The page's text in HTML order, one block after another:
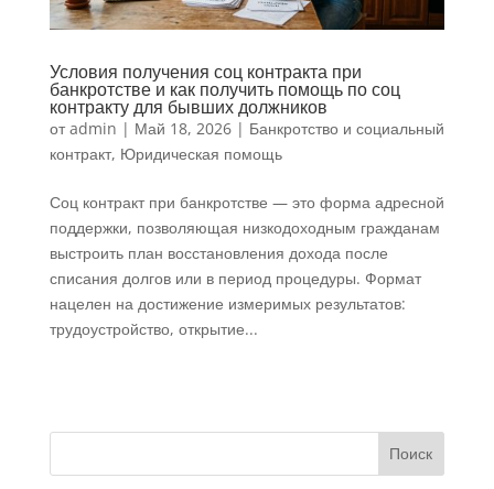
Условия получения соц контракта при
банкротстве и как получить помощь по соц
контракту для бывших должников
отadmin | Май 18, 2026| Банкротство и социальный
контракт, Юридическая помощь
Соц контракт при банкротстве — это форма адресной
поддержки, позволяющая низкодоходным гражданам
выстроить план восстановления дохода после
списания долгов или в период процедуры. Формат
нацелен на достижение измеримых результатов:
трудоустройство, открытие...